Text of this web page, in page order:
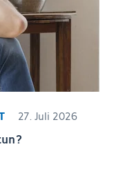
27. Juli 2026